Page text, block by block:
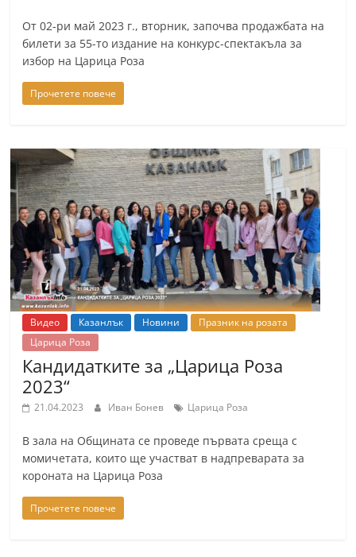
.
i
n
f
,
g
a
l
l
e
r
y
-
a
a
l
a
k
.
От 02-ри май 2023 г., вторник, започва продажбата на
билети за 55-то издание на конкурс-спектакъла за
избор на Царица Роза
Прочетете повече
Видео Казанлък Новини
Празник на розата
Царица Роза
Кандидатките за „Царица Роза
2023“
21.04.2023 Иван Бонев Царица Роза
В зала на Общината се проведе първата среща с
момичетата, които ще участват в надпреварата за
короната на Царица Роза
Прочетете повече